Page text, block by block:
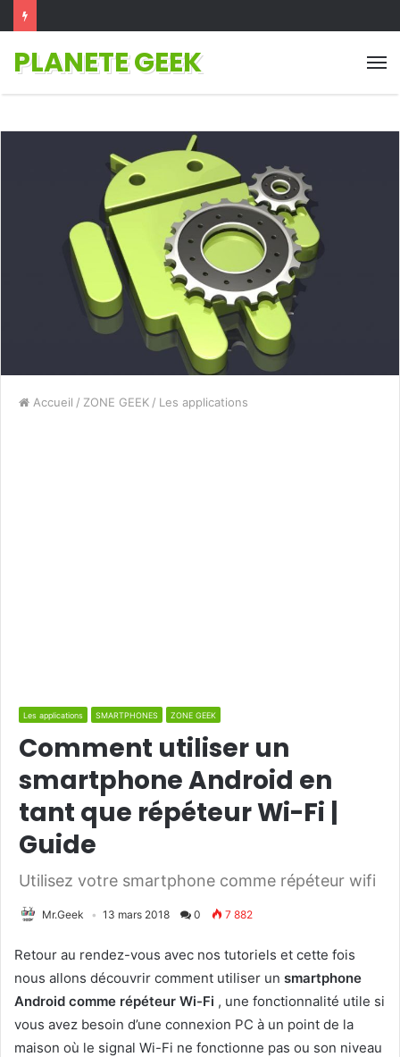
PLANETE GEEK
Accueil / ZONE GEEK / Les applications
Les applications SMARTPHONES ZONE GEEK
Comment utiliser un
smartphone Android en
tant que répéteur Wi-Fi |
Guide
Utilisez votre smartphone comme répéteur wifi
Mr.Geek 13 mars 2018 0 7 882
Retour au rendez-vous avec nos tutoriels et cette fois
nous allons découvrir comment utiliser un smartphone
Android comme répéteur Wi-Fi , une fonctionnalité utile si
vous avez besoin d’une connexion PC à un point de la
maison où le signal Wi-Fi ne fonctionne pas ou son niveau